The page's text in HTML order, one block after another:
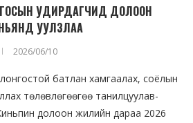
УДИРДАГЧИД ДОЛООН
УУЛЗЛАА
2026/06/10
батлан ​​​​хамгаалах, соёлын
төлөвлөгөөгөө танилцуулав-
долоон жилийн дараа 2026